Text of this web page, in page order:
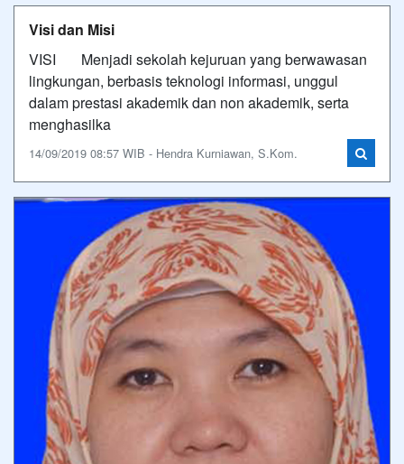
Visi dan Misi
VISI Menjadi sekolah kejuruan yang berwawasan
lingkungan, berbasis teknologi informasi, unggul
dalam prestasi akademik dan non akademik, serta
menghasilka
14/09/2019 08:57 WIB - Hendra Kurniawan, S.Kom.